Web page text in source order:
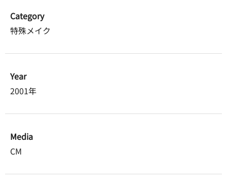
Category
特殊メイク
Year
2001年
Media
CM